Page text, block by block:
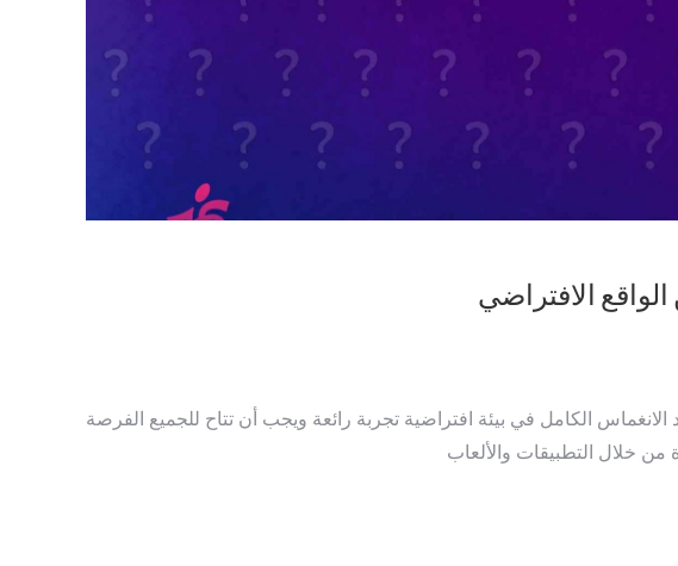
الافتراضي
الكامل في بيئة افتراضية تجربة رائعة ويجب أن تتاح للجميع الفرصة